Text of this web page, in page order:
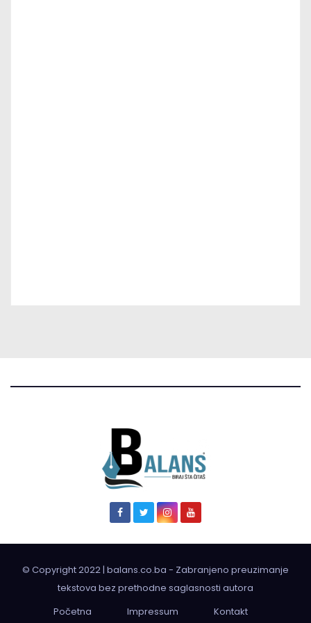
© Copyright 2022 | balans.co.ba - Zabranjeno preuzimanje
tekstova bez prethodne saglasnosti autora
Početna
Impressum Kontakt